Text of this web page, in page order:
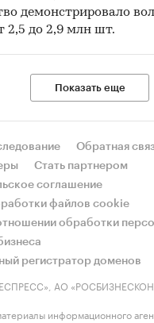
демонстрировало
2,5 до 2,9 млн шт.
Показать еще
Обратная
Стать партнером
соглашение
файлов cookie
обработки
регистратор доменов
АО
информационного